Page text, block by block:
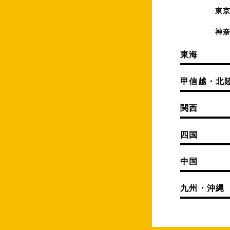
東
神
東海
甲信越・北
関西
四国
中国
九州・沖縄